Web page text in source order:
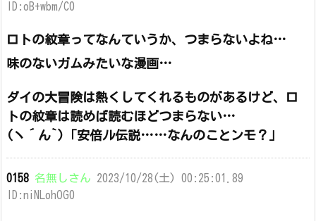
ID:oB+wbm/C0
ロトの紋章ってなんていうか、つまらないよね…
味のないガムみたいな漫画…
ダイの大冒険は熱くしてくれるものがあるけど、ロ
トの紋章は読めば読むほどつまらない…
(ヽ´ん`)「安倍ﾉﾚ伝説……なんのことンモ？」
0158 名無しさん 2023/10/28(土) 00:25:01.89
ID:niNLohOG0